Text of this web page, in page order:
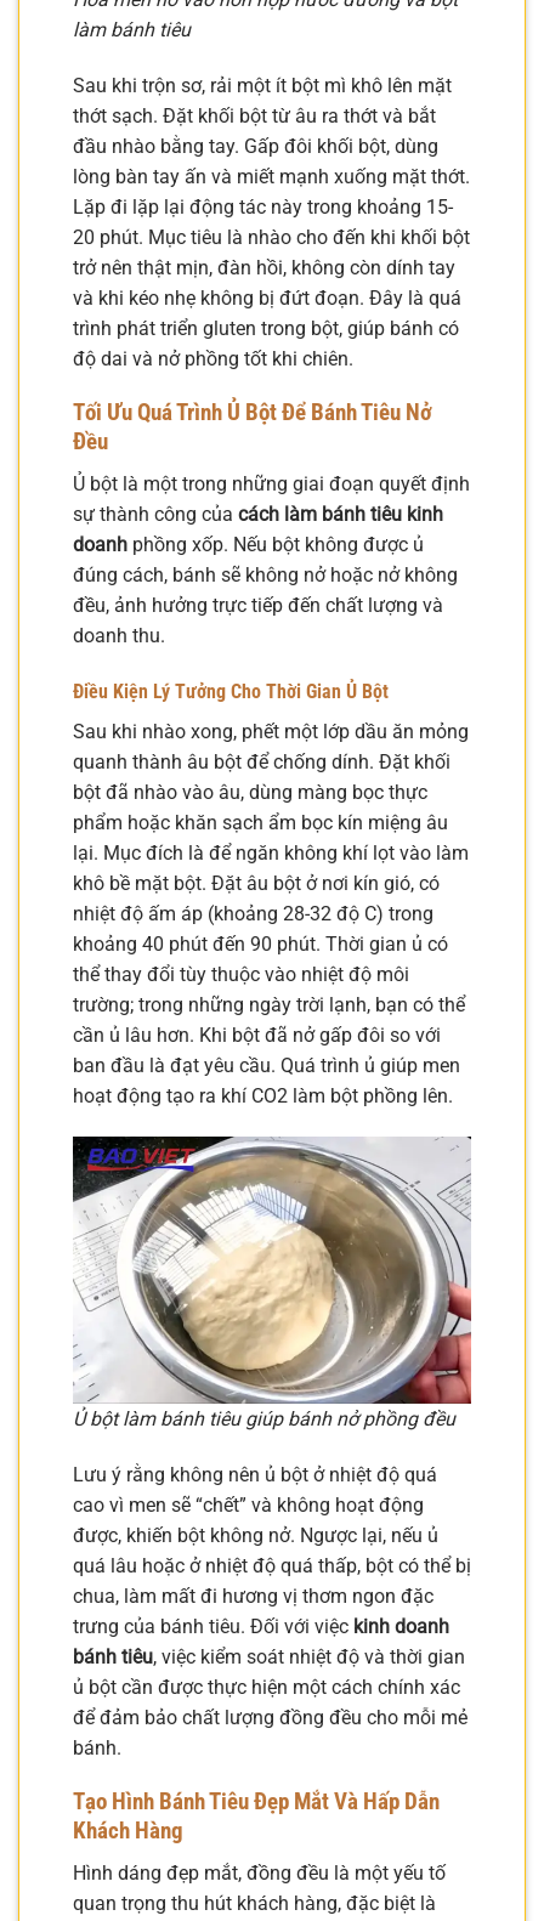
làm bánh tiêu
Sau khi trộn sơ, rải một ít bột mì khô lên mặt
thớt sạch. Đặt khối bột từ âu ra thớt và bắt
đầu nhào bằng tay. Gấp đôi khối bột, dùng
lòng bàn tay ấn và miết mạnh xuống mặt thớt.
Lặp đi lặp lại động tác này trong khoảng 15-
20 phút. Mục tiêu là nhào cho đến khi khối bột
trở nên thật mịn, đàn hồi, không còn dính tay
và khi kéo nhẹ không bị đứt đoạn. Đây là quá
trình phát triển gluten trong bột, giúp bánh có
độ dai và nở phồng tốt khi chiên.
Tối Ưu Quá Trình Ủ Bột Để Bánh Tiêu Nở
Đều
Ủ bột là một trong những giai đoạn quyết định
sự thành công của cách làm bánh tiêu kinh
doanh phồng xốp. Nếu bột không được ủ
đúng cách, bánh sẽ không nở hoặc nở không
đều, ảnh hưởng trực tiếp đến chất lượng và
doanh thu.
Điều Kiện Lý Tưởng Cho Thời Gian Ủ Bột
Sau khi nhào xong, phết một lớp dầu ăn mỏng
quanh thành âu bột để chống dính. Đặt khối
bột đã nhào vào âu, dùng màng bọc thực
phẩm hoặc khăn sạch ẩm bọc kín miệng âu
lại. Mục đích là để ngăn không khí lọt vào làm
khô bề mặt bột. Đặt âu bột ở nơi kín gió, có
nhiệt độ ấm áp (khoảng 28-32 độ C) trong
khoảng 40 phút đến 90 phút. Thời gian ủ có
thể thay đổi tùy thuộc vào nhiệt độ môi
trường; trong những ngày trời lạnh, bạn có thể
cần ủ lâu hơn. Khi bột đã nở gấp đôi so với
ban đầu là đạt yêu cầu. Quá trình ủ giúp men
hoạt động tạo ra khí CO2 làm bột phồng lên.
Ủ bột làm bánh tiêu giúp bánh nở phồng đều
Lưu ý rằng không nên ủ bột ở nhiệt độ quá
cao vì men sẽ “chết” và không hoạt động
được, khiến bột không nở. Ngược lại, nếu ủ
quá lâu hoặc ở nhiệt độ quá thấp, bột có thể bị
chua, làm mất đi hương vị thơm ngon đặc
trưng của bánh tiêu. Đối với việc kinh doanh
bánh tiêu, việc kiểm soát nhiệt độ và thời gian
ủ bột cần được thực hiện một cách chính xác
để đảm bảo chất lượng đồng đều cho mỗi mẻ
bánh.
Tạo Hình Bánh Tiêu Đẹp Mắt Và Hấp Dẫn
Khách Hàng
Hình dáng đẹp mắt, đồng đều là một yếu tố
quan trọng thu hút khách hàng, đặc biệt là